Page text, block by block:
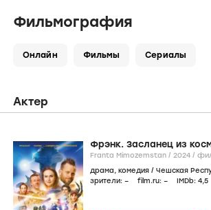
Фильмография
Онлайн Фильмы Сериалы
Актер
Фрэнк. Засланец из
Franta Mimozemstan / 2024 /
драма, комедия / Чешская
зрители: – film.ru: – IMDb: 4,5